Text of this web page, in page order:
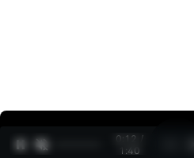
0:13 /
1:40